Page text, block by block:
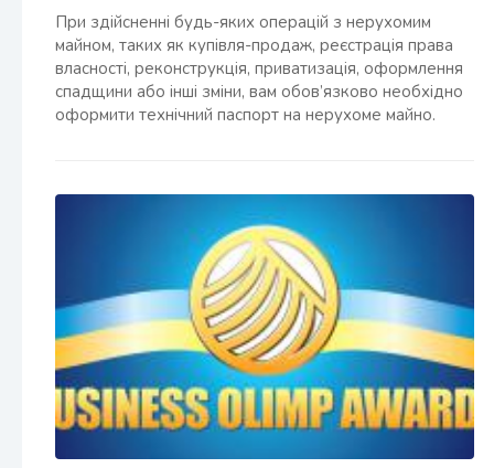
При здійсненні будь-яких операцій з нерухомим
майном, таких як купівля-продаж, реєстрація права
власності, реконструкція, приватизація, оформлення
спадщини або інші зміни, вам обов’язково необхідно
оформити технічний паспорт на нерухоме майно.